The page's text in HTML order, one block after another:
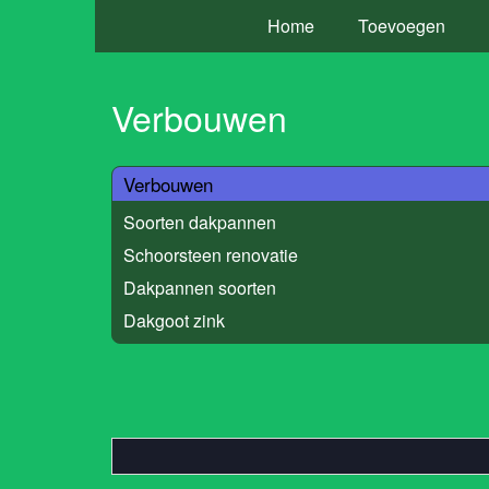
Home Toevoegen
Verbouwen
Verbouwen
Soorten dakpannen
Schoorsteen renovatie
Dakpannen soorten
Dakgoot zink